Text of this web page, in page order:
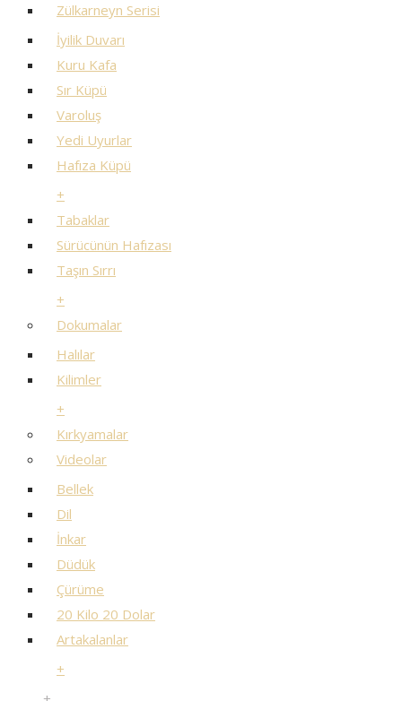
Zülkarneyn Serisi
İyilik Duvarı
Kuru Kafa
Sır Küpü
Varoluş
Yedi Uyurlar
Hafıza Küpü
+
Tabaklar
Sürücünün Hafızası
Taşın Sırrı
+
Dokumalar
Halılar
Kilimler
+
Kırkyamalar
Videolar
Bellek
Dil
İnkar
Düdük
Çürüme
20 Kilo 20 Dolar
Artakalanlar
+